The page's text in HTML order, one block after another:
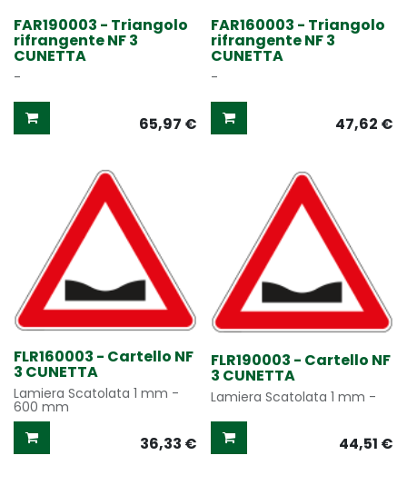
FAR190003 - Triangolo
rifrangente NF 3
CUNETTA
-
65,97 €
FAR160003 - Triangolo
rifrangente NF 3
CUNETTA
-
47,62 €
FLR160003 - Cartello NF
3 CUNETTA
Lamiera Scatolata 1 mm -
600 mm
36,33 €
FLR190003 - Cartello NF
3 CUNETTA
Lamiera Scatolata 1 mm -
44,51 €